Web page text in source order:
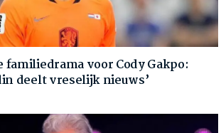
familiedrama voor Cody Gakpo:
deelt vreselijk nieuws’